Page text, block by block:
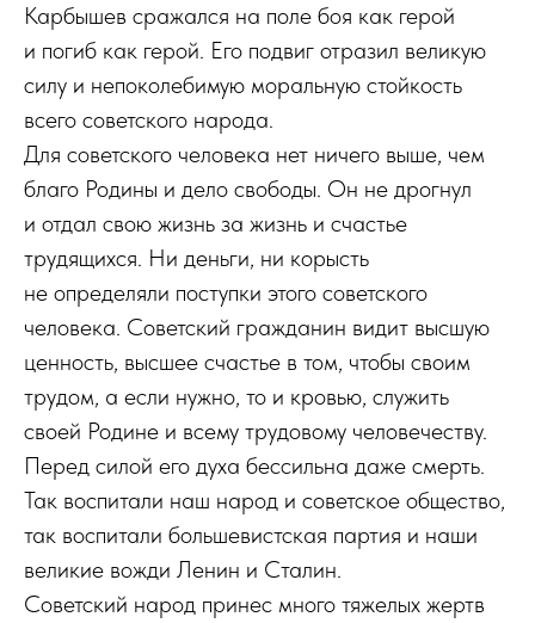
Карбышев сражался на поле боя как герой
и погиб как герой. Его подвиг отразил великую
силу и непоколебимую моральную стойкость
всего советского народа.
Для советского человека нет ничего выше, чем
благо Родины и дело свободы. Он не дрогнул
и отдал свою жизнь за жизнь и счастье
трудящихся. Ни деньги, ни корысть
не определяли поступки этого советского
человека. Советский гражданин видит высшую
ценность, высшее счастье в том, чтобы своим
трудом, а если нужно, то и кровью, служить
своей Родине и всему трудовому человечеству.
Перед силой его духа бессильна даже смерть.
Так воспитали наш народ и советское общество,
так воспитали большевистская партия и наши
великие вожди Ленин и Сталин.
Советский народ принес много тяжелых жертв